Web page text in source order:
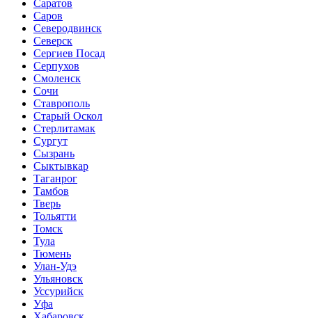
Саратов
Саров
Северодвинск
Северск
Сергиев Посад
Серпухов
Смоленск
Сочи
Ставрополь
Старый Оскол
Стерлитамак
Сургут
Сызрань
Сыктывкар
Таганрог
Тамбов
Тверь
Тольятти
Томск
Тула
Тюмень
Улан-Удэ
Ульяновск
Уссурийск
Уфа